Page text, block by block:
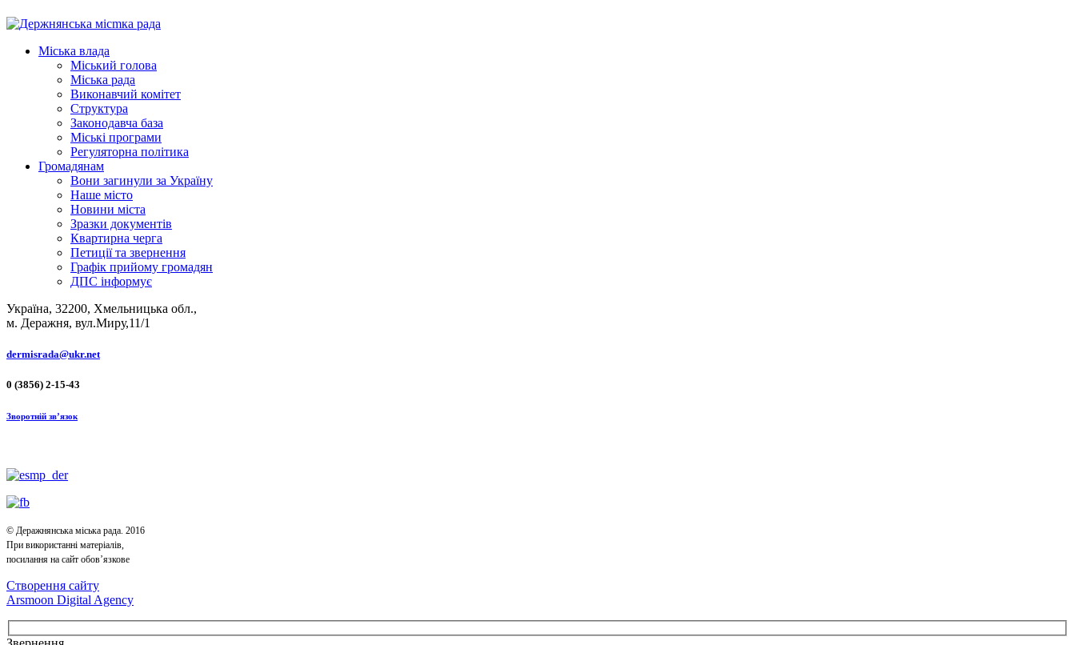
Міська влада
Міський голова
Міська рада
Виконавчий комітет
Структура
Законодавча база
Міські програми
Регуляторна політика
Громадянам
Вони загинули за Україну
Наше місто
Новини міста
Зразки документів
Квартирна черга
Петиції та звернення
Графік прийому громадян
ДПС інформує
Україна, 32200, Хмельницька обл.,
м. Деражня, вул.Миру,11/1
dermisrada@ukr.net
0 (3856) 2-15-43
Зворотній зв’язок
© Деражнянська міська рада. 2016
При використанні матеріалів,
посилання на сайт обов’язкове
Створення сайту
Arsmoon Digital Agency